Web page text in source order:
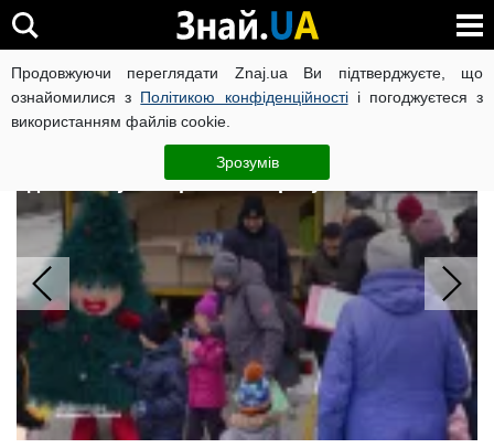
Продовжуючи переглядати Znaj.ua Ви підтверджуєте, що
ознайомилися з Політикою конфіденційностіі погоджуєтеся з
використанням файлів cookie.
Зрозумів
ВІЙНА РОСІЇ ПРОТИ УКРАЇНИ КОРОНАВІРУС В УКРАЇНІ
Як говорити з дітьми про смерть: 5
правил від психологів, які
допоможуть пережити втрату